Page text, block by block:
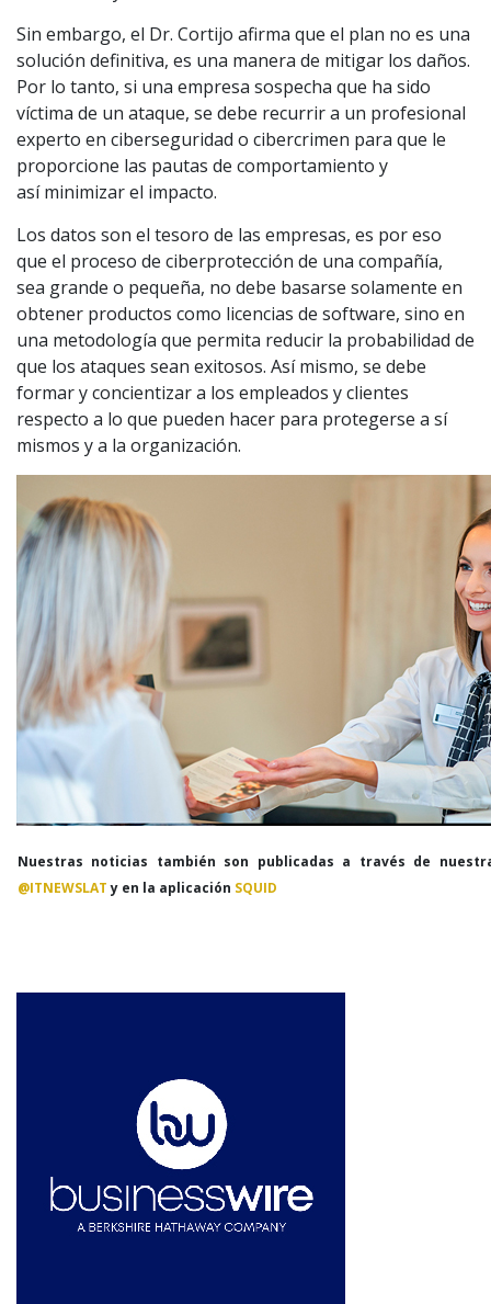
Sin embargo, el Dr. Cortijo afirma que el plan no es una
solución definitiva, es una manera de mitigar los daños.
Por lo tanto, si una empresa sospecha que ha sido
víctima de un ataque, se debe recurrir a un profesional
experto en ciberseguridad o cibercrimen para que le
proporcione las pautas de comportamiento y
así minimizar el impacto.
Los datos son el tesoro de las empresas, es por eso
que el proceso de ciberprotección de una compañía,
sea grande o pequeña, no debe basarse solamente en
obtener productos como licencias de software, sino en
una metodología que permita reducir la probabilidad de
que los ataques sean exitosos. Así mismo, se debe
formar y concientizar a los empleados y clientes
respecto a lo que pueden hacer para protegerse a sí
mismos y a la organización.
Nuestras noticias también son publicadas a través de
@ITNEWSLATy en la aplicación SQUID